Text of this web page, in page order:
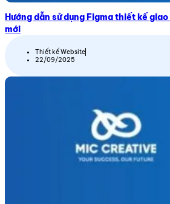
Hướng dẫn sử dụng Figma thiết kế
mới
Thiết kế Website
22/09/2025